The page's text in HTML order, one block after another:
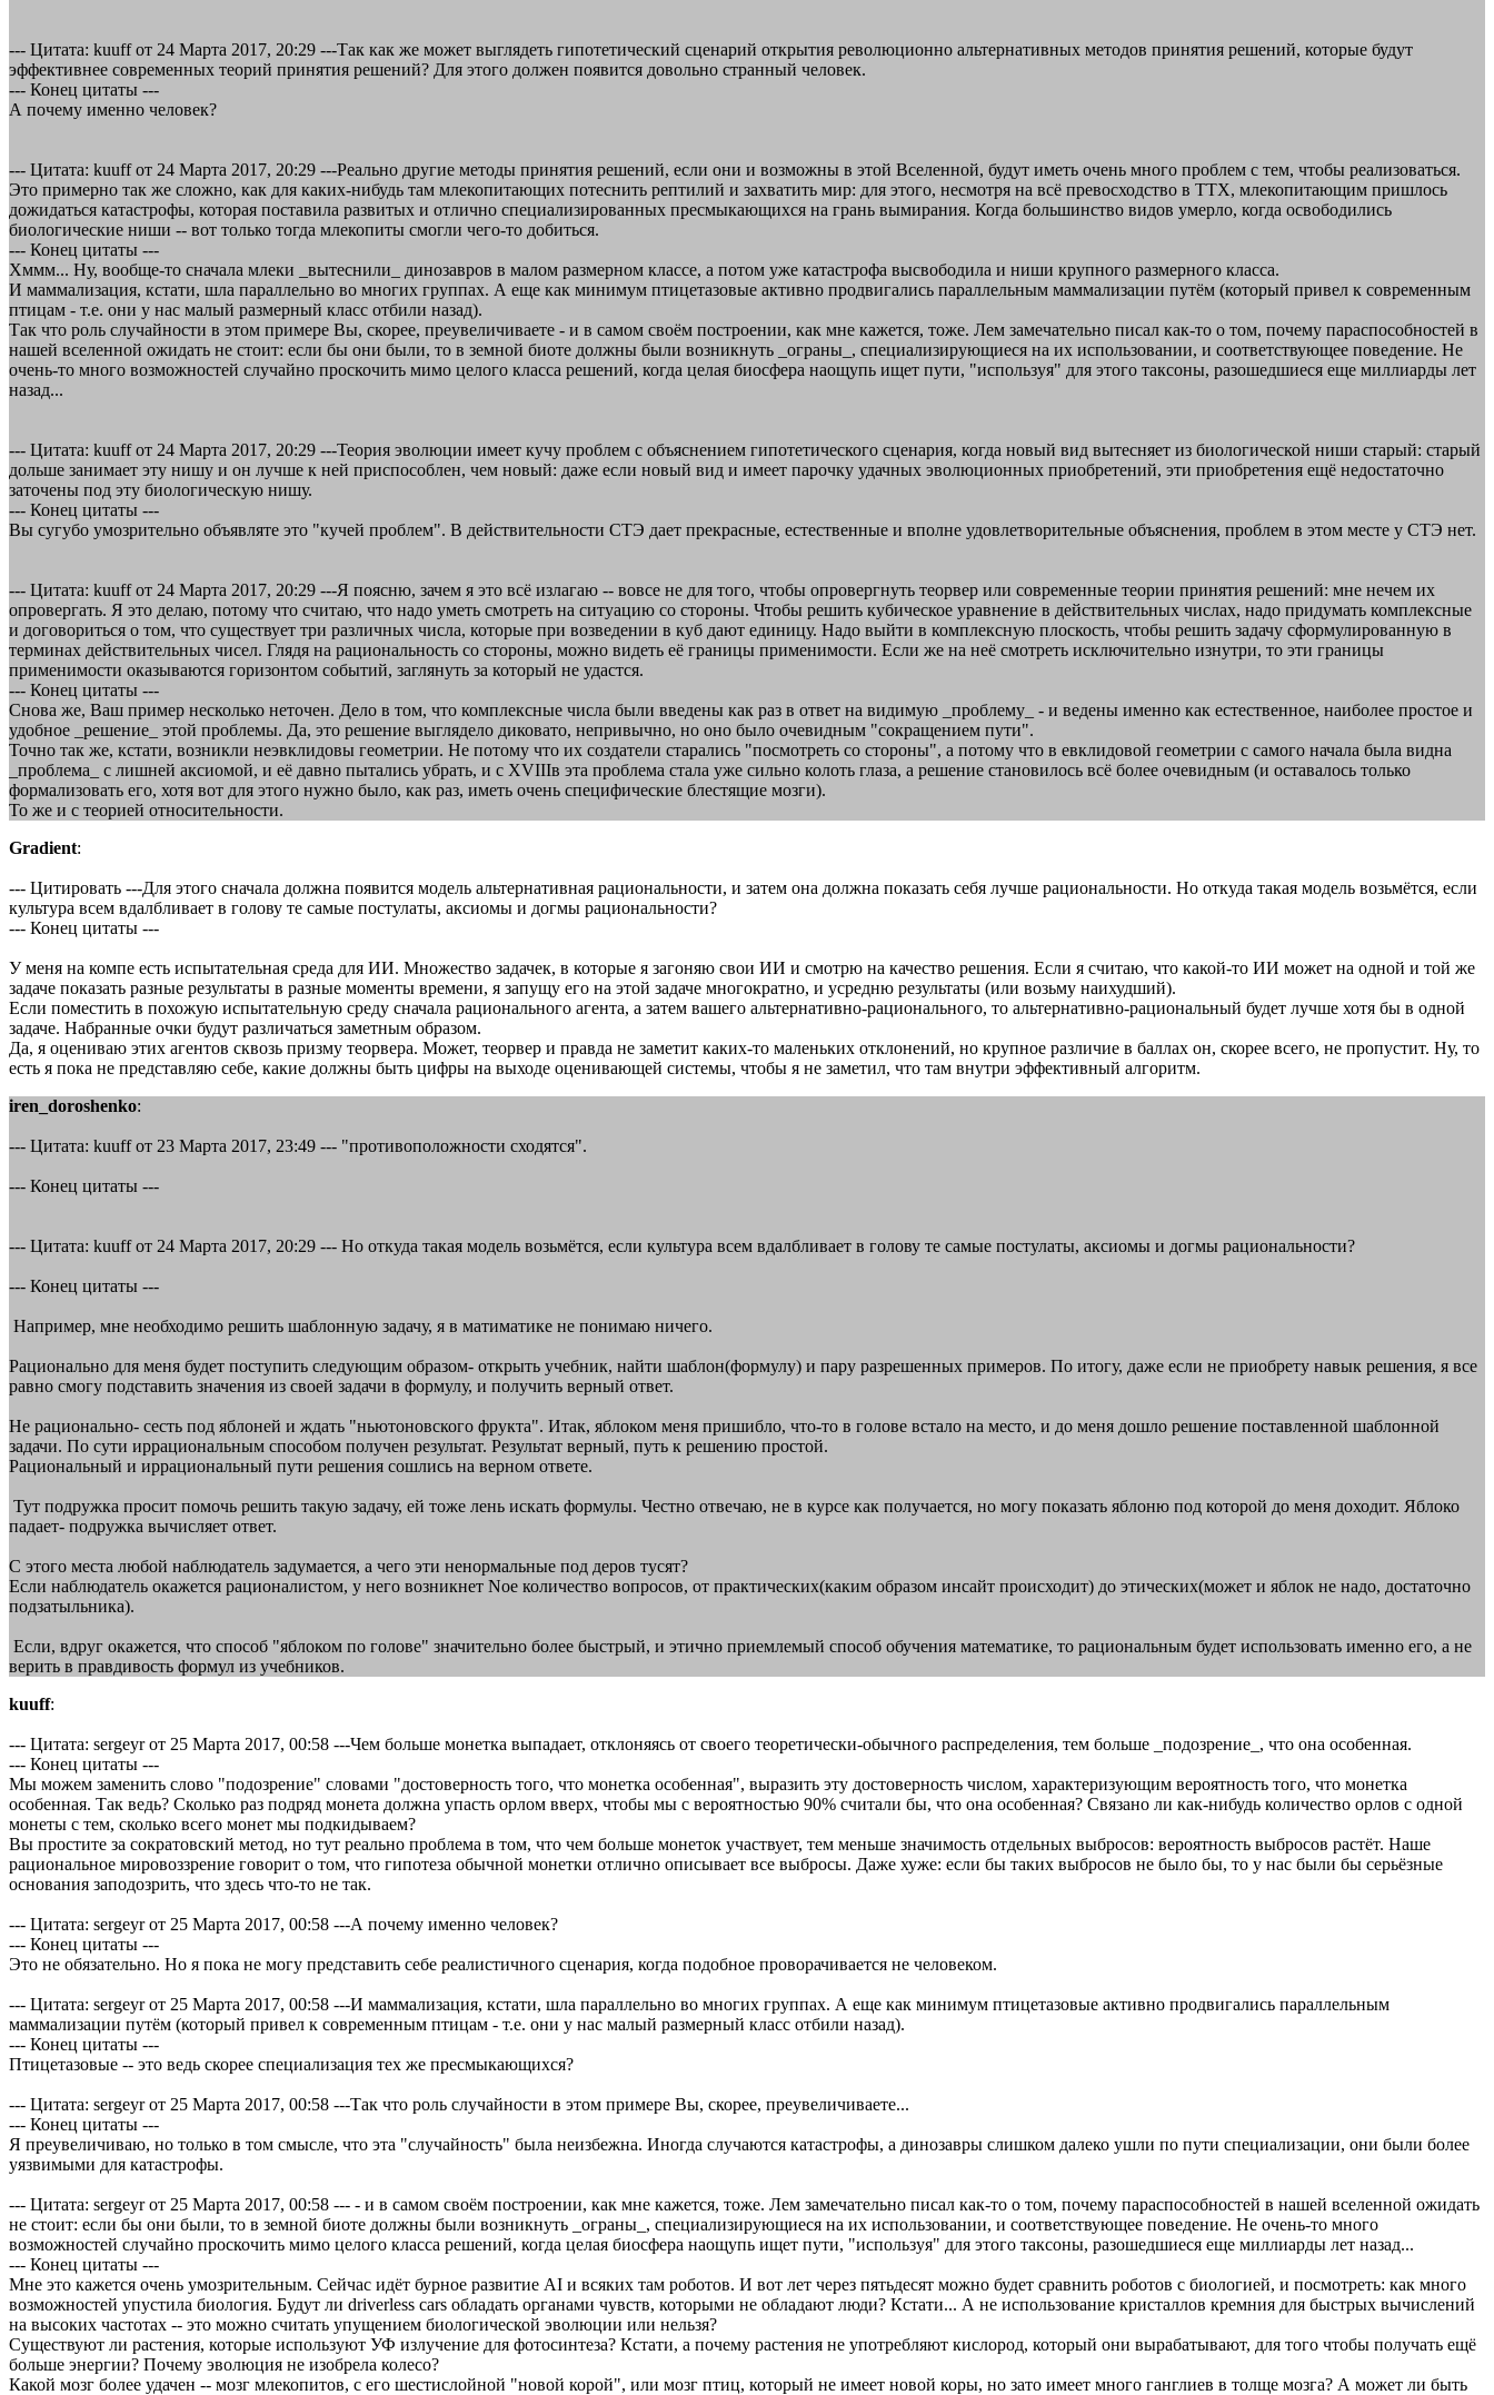
--- Цитата: kuuff от 24 Марта 2017, 20:29 ---Так как же может выглядеть гипотетический сценарий открытия революционно альтернативных методов принятия решений, которые будут
эффективнее современных теорий принятия решений? Для этого должен появится довольно странный человек.
--- Конец цитаты ---
А почему именно человек?
--- Цитата: kuuff от 24 Марта 2017, 20:29 ---Реально другие методы принятия решений, если они и возможны в этой Вселенной, будут иметь очень много проблем с тем, чтобы реализоваться.
Это примерно так же сложно, как для каких-нибудь там млекопитающих потеснить рептилий и захватить мир: для этого, несмотря на всё превосходство в ТТХ, млекопитающим пришлось
дожидаться катастрофы, которая поставила развитых и отлично специализированных пресмыкающихся на грань вымирания. Когда большинство видов умерло, когда освободились
биологические ниши -- вот только тогда млекопиты смогли чего-то добиться.
--- Конец цитаты ---
Хммм... Ну, вообще-то сначала млеки _вытеснили_ динозавров в малом размерном классе, а потом уже катастрофа высвободила и ниши крупного размерного класса.
И маммализация, кстати, шла параллельно во многих группах. А еще как минимум птицетазовые активно продвигались параллельным маммализации путём (который привел к современным
птицам - т.е. они у нас малый размерный класс отбили назад).
Так что роль случайности в этом примере Вы, скорее, преувеличиваете - и в самом своём построении, как мне кажется, тоже. Лем замечательно писал как-то о том, почему параспособностей в
нашей вселенной ожидать не стоит: если бы они были, то в земной биоте должны были возникнуть _ограны_, специализирующиеся на их использовании, и соответствующее поведение. Не
очень-то много возможностей случайно проскочить мимо целого класса решений, когда целая биосфера наощупь ищет пути, "используя" для этого таксоны, разошедшиеся еще миллиарды лет
назад...
--- Цитата: kuuff от 24 Марта 2017, 20:29 ---Теория эволюции имеет кучу проблем с объяснением гипотетического сценария, когда новый вид вытесняет из биологической ниши старый: старый
дольше занимает эту нишу и он лучше к ней приспособлен, чем новый: даже если новый вид и имеет парочку удачных эволюционных приобретений, эти приобретения ещё недостаточно
заточены под эту биологическую нишу.
--- Конец цитаты ---
Вы сугубо умозрительно объявляте это "кучей проблем". В действительности СТЭ дает прекрасные, естественные и вполне удовлетворительные объяснения, проблем в этом месте у СТЭ нет.
--- Цитата: kuuff от 24 Марта 2017, 20:29 ---Я поясню, зачем я это всё излагаю -- вовсе не для того, чтобы опровергнуть теорвер или современные теории принятия решений: мне нечем их
опровергать. Я это делаю, потому что считаю, что надо уметь смотреть на ситуацию со стороны. Чтобы решить кубическое уравнение в действительных числах, надо придумать комплексные
и договориться о том, что существует три различных числа, которые при возведении в куб дают единицу. Надо выйти в комплексную плоскость, чтобы решить задачу сформулированную в
терминах действительных чисел. Глядя на рациональность со стороны, можно видеть её границы применимости. Если же на неё смотреть исключительно изнутри, то эти границы
применимости оказываются горизонтом событий, заглянуть за который не удастся.
--- Конец цитаты ---
Снова же, Ваш пример несколько неточен. Дело в том, что комплексные числа были введены как раз в ответ на видимую _проблему_ - и ведены именно как естественное, наиболее простое и
удобное _решение_ этой проблемы. Да, это решение выглядело диковато, непривычно, но оно было очевидным "сокращением пути".
Точно так же, кстати, возникли неэвклидовы геометрии. Не потому что их создатели старались "посмотреть со стороны", а потому что в евклидовой геометрии с самого начала была видна
_проблема_ с лишней аксиомой, и её давно пытались убрать, и с XVIIIв эта проблема стала уже сильно колоть глаза, а решение становилось всё более очевидным (и оставалось только
формализовать его, хотя вот для этого нужно было, как раз, иметь очень специфические блестящие мозги).
То же и с теорией относительности.
Gradient:
--- Цитировать ---Для этого сначала должна появится модель альтернативная рациональности, и затем она должна показать себя лучше рациональности. Но откуда такая модель возьмётся, если
культура всем вдалбливает в голову те самые постулаты, аксиомы и догмы рациональности?
--- Конец цитаты ---
У меня на компе есть испытательная среда для ИИ. Множество задачек, в которые я загоняю свои ИИ и смотрю на качество решения. Если я считаю, что какой-то ИИ может на одной и той же
задаче показать разные результаты в разные моменты времени, я запущу его на этой задаче многократно, и усредню результаты (или возьму наихудший).
Если поместить в похожую испытательную среду сначала рационального агента, а затем вашего альтернативно-рационального, то альтернативно-рациональный будет лучше хотя бы в одной
задаче. Набранные очки будут различаться заметным образом.
Да, я оцениваю этих агентов сквозь призму теорвера. Может, теорвер и правда не заметит каких-то маленьких отклонений, но крупное различие в баллах он, скорее всего, не пропустит. Ну, то
есть я пока не представляю себе, какие должны быть цифры на выходе оценивающей системы, чтобы я не заметил, что там внутри эффективный алгоритм.
iren_doroshenko:
--- Цитата: kuuff от 23 Марта 2017, 23:49 --- "противоположности сходятся".
--- Конец цитаты ---
--- Цитата: kuuff от 24 Марта 2017, 20:29 --- Но откуда такая модель возьмётся, если культура всем вдалбливает в голову те самые постулаты, аксиомы и догмы рациональности?
--- Конец цитаты ---
Например, мне необходимо решить шаблонную задачу, я в матиматике не понимаю ничего.
Рационально для меня будет поступить следующим образом- открыть учебник, найти шаблон(формулу) и пару разрешенных примеров. По итогу, даже если не приобрету навык решения, я все
равно смогу подставить значения из своей задачи в формулу, и получить верный ответ.
Не рационально- сесть под яблоней и ждать "ньютоновского фрукта". Итак, яблоком меня пришибло, что-то в голове встало на место, и до меня дошло решение поставленной шаблонной
задачи. По сути иррациональным способом получен результат. Результат верный, путь к решению простой.
Рациональный и иррациональный пути решения сошлись на верном ответе.
Тут подружка просит помочь решить такую задачу, ей тоже лень искать формулы. Честно отвечаю, не в курсе как получается, но могу показать яблоню под которой до меня доходит. Яблоко
падает- подружка вычисляет ответ.
С этого места любой наблюдатель задумается, а чего эти ненормальные под деров тусят?
Если наблюдатель окажется рационалистом, у него возникнет Nое количество вопросов, от практических(каким образом инсайт происходит) до этических(может и яблок не надо, достаточно
подзатыльника).
Если, вдруг окажется, что способ "яблоком по голове" значительно более быстрый, и этично приемлемый способ обучения математике, то рациональным будет использовать именно его, а не
верить в правдивость формул из учебников.
kuuff:
--- Цитата: sergeyr от 25 Марта 2017, 00:58 ---Чем больше монетка выпадает, отклоняясь от своего теоретически-обычного распределения, тем больше _подозрение_, что она особенная.
--- Конец цитаты ---
Мы можем заменить слово "подозрение" словами "достоверность того, что монетка особенная", выразить эту достоверность числом, характеризующим вероятность того, что монетка
особенная. Так ведь? Сколько раз подряд монета должна упасть орлом вверх, чтобы мы с вероятностью 90% считали бы, что она особенная? Связано ли как-нибудь количество орлов с одной
монеты с тем, сколько всего монет мы подкидываем?
Вы простите за сократовский метод, но тут реально проблема в том, что чем больше монеток участвует, тем меньше значимость отдельных выбросов: вероятность выбросов растёт. Наше
рациональное мировоззрение говорит о том, что гипотеза обычной монетки отлично описывает все выбросы. Даже хуже: если бы таких выбросов не было бы, то у нас были бы серьёзные
основания заподозрить, что здесь что-то не так.
--- Цитата: sergeyr от 25 Марта 2017, 00:58 ---А почему именно человек?
--- Конец цитаты ---
Это не обязательно. Но я пока не могу представить себе реалистичного сценария, когда подобное проворачивается не человеком.
--- Цитата: sergeyr от 25 Марта 2017, 00:58 ---И маммализация, кстати, шла параллельно во многих группах. А еще как минимум птицетазовые активно продвигались параллельным
маммализации путём (который привел к современным птицам - т.е. они у нас малый размерный класс отбили назад).
--- Конец цитаты ---
Птицетазовые -- это ведь скорее специализация тех же пресмыкающихся?
--- Цитата: sergeyr от 25 Марта 2017, 00:58 ---Так что роль случайности в этом примере Вы, скорее, преувеличиваете...
--- Конец цитаты ---
Я преувеличиваю, но только в том смысле, что эта "случайность" была неизбежна. Иногда случаются катастрофы, а динозавры слишком далеко ушли по пути специализации, они были более
уязвимыми для катастрофы.
--- Цитата: sergeyr от 25 Марта 2017, 00:58 --- - и в самом своём построении, как мне кажется, тоже. Лем замечательно писал как-то о том, почему параспособностей в нашей вселенной ожидать
не стоит: если бы они были, то в земной биоте должны были возникнуть _ограны_, специализирующиеся на их использовании, и соответствующее поведение. Не очень-то много
возможностей случайно проскочить мимо целого класса решений, когда целая биосфера наощупь ищет пути, "используя" для этого таксоны, разошедшиеся еще миллиарды лет назад...
--- Конец цитаты ---
Мне это кажется очень умозрительным. Сейчас идёт бурное развитие AI и всяких там роботов. И вот лет через пятьдесят можно будет сравнить роботов с биологией, и посмотреть: как много
возможностей упустила биология. Будут ли driverless cars обладать органами чувств, которыми не обладают люди? Кстати... А не использование кристаллов кремния для быстрых вычислений
на высоких частотах -- это можно считать упущением биологической эволюции или нельзя?
Существуют ли растения, которые используют УФ излучение для фотосинтеза? Кстати, а почему растения не употребляют кислород, который они вырабатывают, для того чтобы получать ещё
больше энергии? Почему эволюция не изобрела колесо?
Какой мозг более удачен -- мозг млекопитов, с его шестислойной "новой корой", или мозг птиц, который не имеет новой коры, но зато имеет много ганглиев в толще мозга? А может ли быть